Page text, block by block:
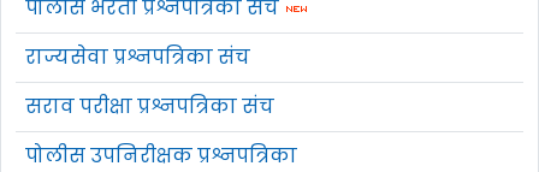
सविस्तर माहितीसाठी कृपया जाहिरात वाचावी.
अधिक माहितीwww.zpjalgaon.gov.in
वेबसाईट वर दिलेली आहे.
पोलीस भरती प्रश्नपत्रिका संच
राज्यसेवा प्रश्नपत्रिका संच
सराव परीक्षा प्रश्नपत्रिका संच
पोलीस उपनिरीक्षक प्रश्नपत्रिका